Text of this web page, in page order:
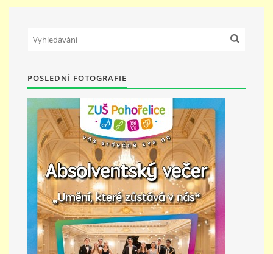
DOKUMENTY / KE STAŽENÍ
KURZY
KONTAKTY
PŘÍMĚSTSKÝ TÁBOR
MISS VÝTVARNÝ MODEL
ZAMĚSTNÁNÍ
DOTACE
POSLEDNÍ FOTOGRAFIE